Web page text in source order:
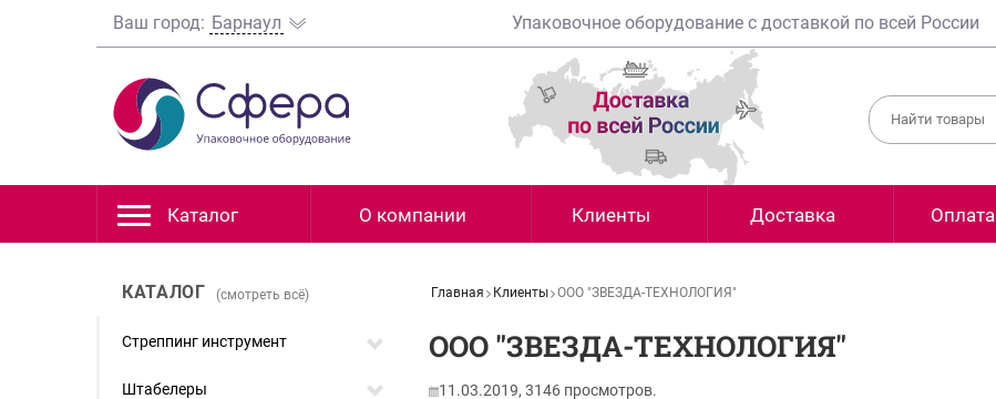
Ваш город: Барнаул Упаковочное оборудование с доставкой по всей России
Каталог О компании Клиенты Доставка Оплата
КАТАЛОГ (смотреть всё)
Стреппинг инструмент
Штабелеры
Главная Клиенты ООО "ЗВЕЗДА-ТЕХНОЛОГИЯ"
ООО "ЗВЕЗДА-ТЕХНОЛОГИЯ"
11.03.2019, 3146 просмотров.